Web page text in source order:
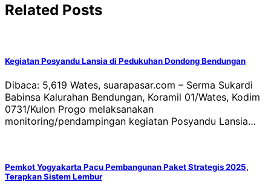
Related Posts
Kegiatan Posyandu Lansia di Pedukuhan Dondong Bendungan
Dibaca: 5,619 Wates, suarapasar.com – Serma Sukardi
Babinsa Kalurahan Bendungan, Koramil 01/Wates, Kodim
0731/Kulon Progo melaksanakan
monitoring/pendampingan kegiatan Posyandu Lansia…
Pemkot Yogyakarta Pacu Pembangunan Paket Strategis 2025,
Terapkan Sistem Lembur